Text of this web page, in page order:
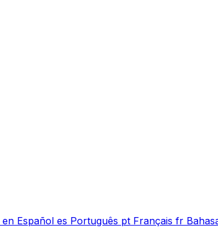
en Español es Português pt Français fr